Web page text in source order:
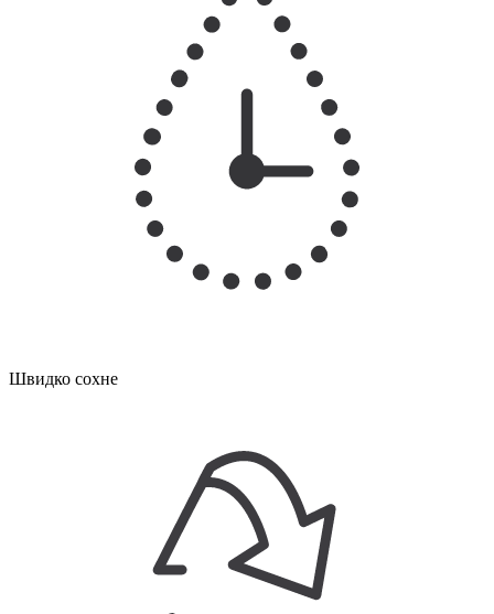
Швидко сохне